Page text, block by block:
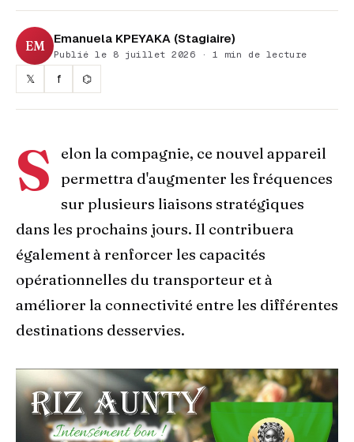
EM Emanuela KPEYAKA (Stagiaire)
Publié le 8 juillet 2026 · 1 min de lecture
𝕏 f ⌬
S
elon la compagnie, ce nouvel appareil
permettra d'augmenter les fréquences
sur plusieurs liaisons stratégiques
dans les prochains jours. Il contribuera
également à renforcer les capacités
opérationnelles du transporteur et à
améliorer la connectivité entre les différentes
destinations desservies.